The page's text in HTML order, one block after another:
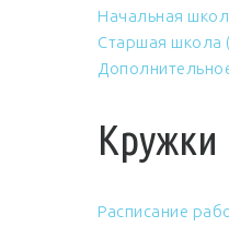
Начальная
Старшая школа
Кружки
Расписание